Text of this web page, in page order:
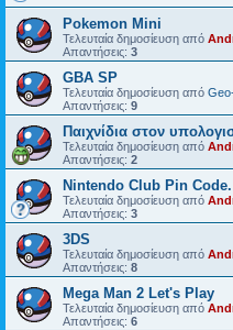
Pokemon Μini
Τελευταία δημοσίευση από
Απαντήσεις: 3
GBA SP
Τελευταία δημοσίευση από
Απαντήσεις: 9
Παιχνίδια στον
Τελευταία δημοσίευση από
Απαντήσεις: 2
Nintendo Club Pin Code.
Τελευταία δημοσίευση από
Απαντήσεις: 3
3DS
Τελευταία δημοσίευση από
Απαντήσεις: 8
Mega Man 2 Let's Play
Τελευταία δημοσίευση από
Απαντήσεις: 6